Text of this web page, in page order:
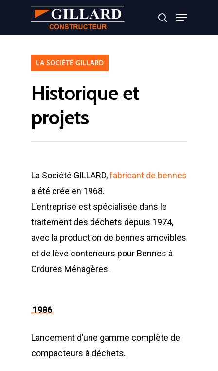
Appuyer sur Entrer ou ESC pour fermer
LA SOCIÉTÉ GILLARD
Historique et
projets
La Société GILLARD,fabricant de bennes
a été crée en 1968.
L’entreprise est spécialisée dans le
traitement des déchets depuis 1974,
avec la production de bennes amovibles
et de lève conteneurs pour Bennes à
Ordures Ménagères.
1986
Lancement d’une gamme complète de
compacteurs à déchets.